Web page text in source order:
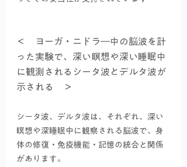
＜　ヨーガ・ニドラ―中の脳波を計
った実験で、深い瞑想や深い睡眠中
に観測されるシータ波とデルタ波が
示される　＞
シータ波、デルタ波は、それぞれ、深い
瞑想や深睡眠中に観察される脳波で、身
体の修復・免疫機能・記憶の統合と関係
があります。